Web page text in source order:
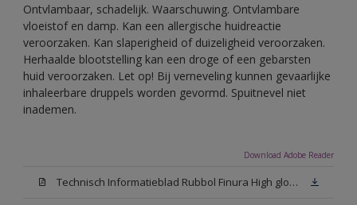
Ontvlambaar, schadelijk. Waarschuwing. Ontvlambare
vloeistof en damp. Kan een allergische huidreactie
veroorzaken. Kan slaperigheid of duizeligheid veroorzaken.
Herhaalde blootstelling kan een droge of een gebarsten
huid veroorzaken. Let op! Bij verneveling kunnen gevaarlijke
inhaleerbare druppels worden gevormd. Spuitnevel niet
inademen.
Download Adobe Reader
Technisch Informatieblad Rubbol Finura High gloss (PDF)